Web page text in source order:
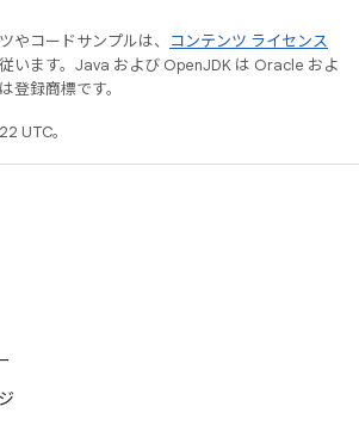
やコードサンプルは、
コンテンツ ライセンス
います。Java および OpenJDK は Oracle およ
登録商標です。
UTC。